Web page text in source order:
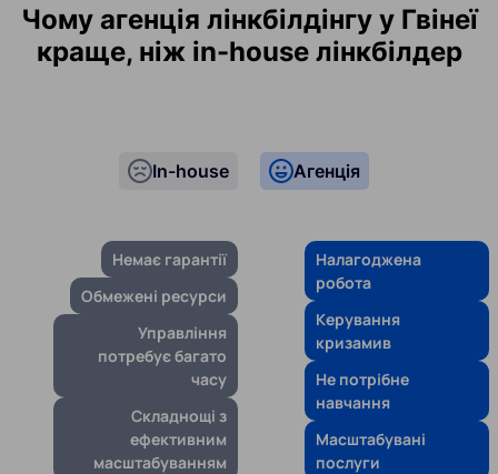
Чому агенція лінкбілдінгу у Гвінеї
краще, ніж in-house лінкбілдер
In-house
Немає гарантії
Обмежені ресурси
Управління
потребує багато
часу
Складнощі з
ефективним
масштабуванням
Агенція
Налагоджена
робота
Керування
кризамив
Не потрібне
навчання
Масштабувані
послуги